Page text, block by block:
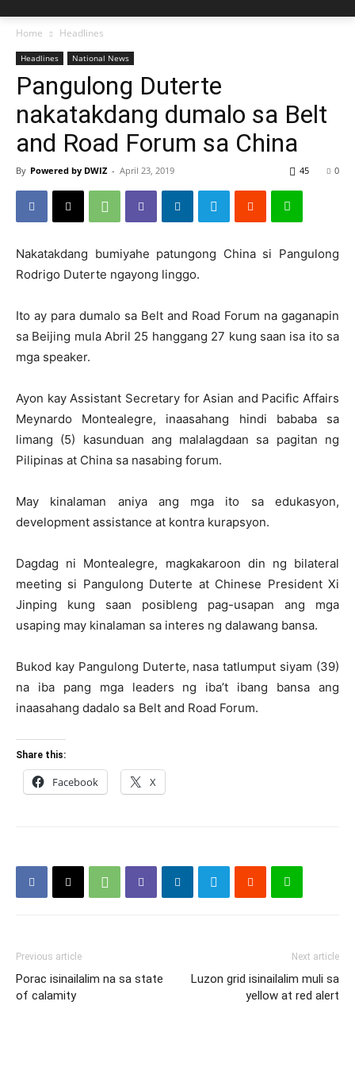
Home Headlines
Headlines National News
Pangulong Duterte
nakatakdang dumalo sa Belt
and Road Forum sa China
By Powered by DWIZ - April 23, 2019 0
45
Nakatakdang bumiyahe patungong China si Pangulong
Rodrigo Duterte ngayong linggo.
Ito ay para dumalo sa Belt and Road Forum na gaganapin
sa Beijing mula Abril 25 hanggang 27 kung saan isa ito sa
mga speaker.
Ayon kay Assistant Secretary for Asian and Pacific Affairs
Meynardo Montealegre, inaasahang hindi bababa sa
limang (5) kasunduan ang malalagdaan sa pagitan ng
Pilipinas at China sa nasabing forum.
May kinalaman aniya ang mga ito sa edukasyon,
development assistance at kontra kurapsyon.
Dagdag ni Montealegre, magkakaroon din ng bilateral
meeting si Pangulong Duterte at Chinese President Xi
Jinping kung saan posibleng pag-usapan ang mga
usaping may kinalaman sa interes ng dalawang bansa.
Bukod kay Pangulong Duterte, nasa tatlumput siyam (39)
na iba pang mga leaders ng iba’t ibang bansa ang
inaasahang dadalo sa Belt and Road Forum.
Share this:
Facebook X
Previous article
Porac isinailalim na sa state
of calamity
Next article
Luzon grid isinailalim muli sa
yellow at red alert